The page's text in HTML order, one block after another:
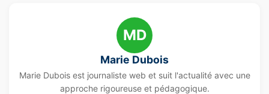
MD
Marie Dubois
Marie Dubois est journaliste web et suit l'actualité avec une
approche rigoureuse et pédagogique.